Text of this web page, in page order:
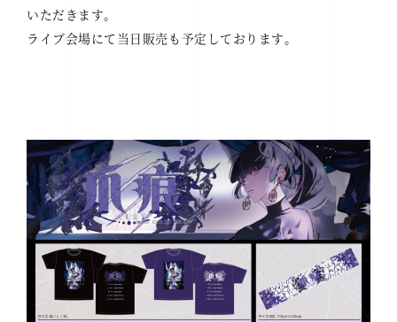
いただきます。
ライブ会場にて当日販売も予定しております。